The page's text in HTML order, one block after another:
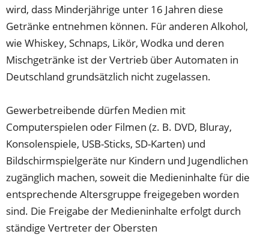
wird, dass Minderjährige unter 16 Jahren diese
Getränke entnehmen können. Für anderen Alkohol,
wie Whiskey, Schnaps, Likör, Wodka und deren
Mischgetränke ist der Vertrieb über Automaten in
Deutschland grundsätzlich nicht zugelassen.
Gewerbetreibende dürfen Medien mit
Computerspielen oder Filmen (z. B. DVD, Bluray,
Konsolenspiele, USB-Sticks, SD-Karten) und
Bildschirmspielgeräte nur Kindern und Jugendlichen
zugänglich machen, soweit die Medieninhalte für die
entsprechende Altersgruppe freigegeben worden
sind. Die Freigabe der Medieninhalte erfolgt durch
ständige Vertreter der Obersten